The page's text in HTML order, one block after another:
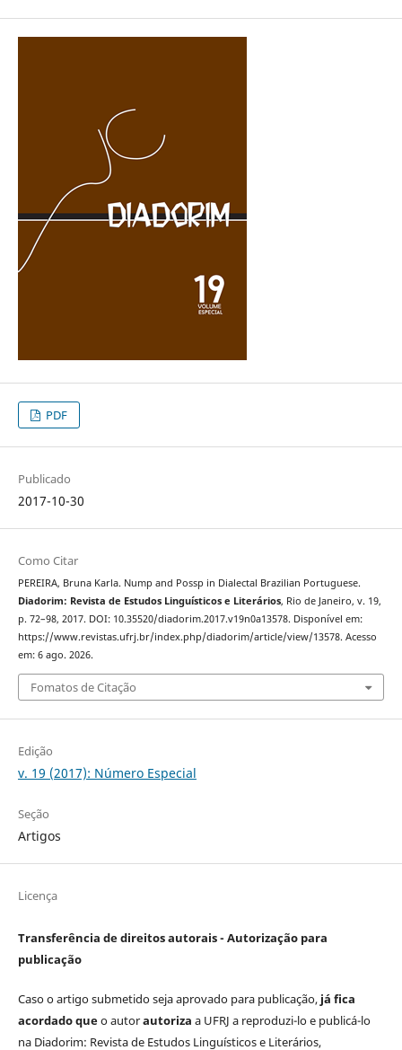
PDF
Publicado
2017-10-30
Como Citar
PEREIRA, Bruna Karla. Nump and Possp in Dialectal Brazilian Portuguese.
Diadorim: Revista de Estudos Linguísticos e Literários, Rio de Janeiro, v. 19,
p. 72–98, 2017. DOI: 10.35520/diadorim.2017.v19n0a13578. Disponível em:
https://www.revistas.ufrj.br/index.php/diadorim/article/view/13578. Acesso
em: 6 ago. 2026.
Fomatos de Citação
Edição
v. 19 (2017): Número Especial
Seção
Artigos
Licença
Transferência de direitos autorais - Autorização para
publicação
Caso o artigo submetido seja aprovado para publicação, já fica
acordado queo autorautoriza a UFRJ a reproduzi-lo e publicá-lo
na Diadorim: Revista de Estudos Linguísticos e Literários,